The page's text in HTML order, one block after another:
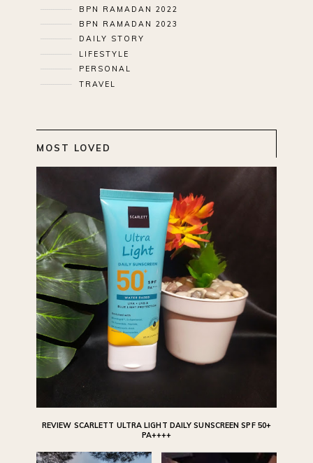
BPN RAMADAN 2022
BPN RAMADAN 2023
DAILY STORY
LIFESTYLE
PERSONAL
TRAVEL
MOST LOVED
REVIEW SCARLETT ULTRA LIGHT DAILY SUNSCREEN SPF 50+
PA++++